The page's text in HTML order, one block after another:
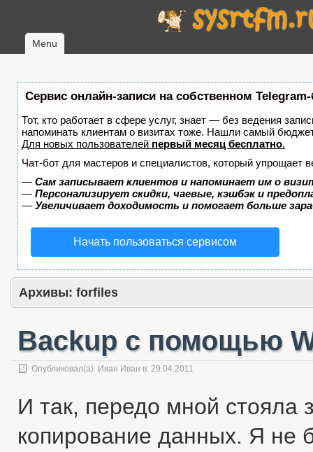
Menu
Сервис онлайн-записи на собственном Telegram-
Тот, кто работает в сфере услуг, знает — без ведения
напоминать клиентам о визитах тоже. Нашли самый
Для новых пользователей первый месяц бесплатно.
Чат-бот для мастеров и специалистов, который упрощает
— Сам записывает клиентов и напоминает им о
— Персонализирует скидки, чаевые, кэшбэк и
— Увеличивает доходимость и помогает больше
Начать пользоваться сервисом
Архивы: forfiles
Backup с помощью
Опубликовал(а): Иван Иван в: 29.04.2011
И так, передо мной стояла
копирование данных. Я не